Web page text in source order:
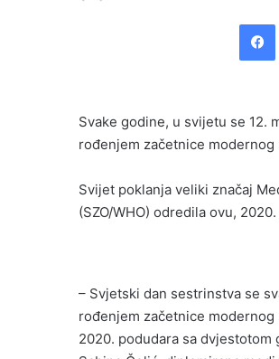
Svake godine, u svijetu se 12.
rođenjem začetnice
Svijet poklanja veliki značaj
(SZO/WHO) odredila ovu,
– Svjetski dan sestrinstva se
rođenjem začetnice
2020. podudara sa